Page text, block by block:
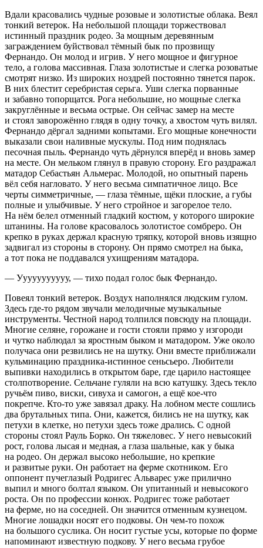
Вдали красовались чудные розовые и золотистые облака. Веял
тонкий ветерок. На небольшой площади торжествовал
истинный праздник родео. За мощным деревянным
заграждением буйствовал тёмный бык по прозвищу
Фернандо. Он молод и игрив. У него мощное и фигурное
тело, а голова массивная. Глаза золотистые и слегка розоватые
смотрят низко. Из широких ноздрей постоянно тянется парок.
В них блестит серебристая серьга. Уши слегка порванные
и забавно топорщатся. Рога небольшие, но мощные слегка
закруглённые и весьма острые. Он сейчас замер на месте
и стоял заворожённо глядя в одну точку, а хвостом чуть вилял.
Фернандо дёргал задними копытами. Его мощные конечности
выказали свои наливные мускулы. Под ним поднялась
песочная пыль. Фернандо чуть дёрнулся вперёд и вновь замер
на месте. Он мельком глянул в правую сторону. Его раздражал
матадор Себастьян Альмерас. Молодой, но опытный парень
вёл себя нагловато. У него весьма симпатичное лицо. Все
черты симметричные, — глаза тёмные, щёки плоские, а губы
полные и улыбчивые. У него стройное и загорелое тело.
На нём белел отменный гладкий костюм, у которого широкие
штанины. На голове красовалось золотистое сомбреро. Он
крепко в руках держал красную тряпку, которой вновь изящно
задвигал из стороны в сторону. Он прямо смотрел на быка,
а тот пока не поддавался ухищрениям матадора.
— Ууууууууууу, — тихо подал голос бык Фернандо.
Повеял тонкий ветерок. Воздух наполнялся людским гулом.
Здесь где-то рядом звучали мелодичные музыкальные
инструменты. Честной народ толпился повсюду на площади.
Многие селяне, горожане и гости стояли прямо у изгороди
и чутко наблюдал за яростным быком и матадором. Уже около
получаса они резвились не на шутку. Они вместе приближали
кульминацию праздника-истинное сеньсьеро. Любители
выпивки находились в открытом баре, где царило настоящее
столпотворение. Сельчане гуляли на всю катушку. Здесь текло
ручьём пиво, виски, сивуха и самогон, а ещё кое-что
покрепче. Кто-то уже завязал драку. На лобном месте сошлись
два брутальных типа. Они, кажется, бились не на шутку, как
петухи в клетке, но петухи здесь тоже дрались. С одной
стороны стоял Рауль Борко. Он тяжеловес. У него невысокий
рост, голова лысая и медная, а глаза шальные, как у быка
на родео. Он держал высоко небольшие, но крепкие
и развитые руки. Он работает на ферме скотником. Его
оппонент пучеглазый Родригес Альварес уже прилично
выпил и много болтал языком. Он упитанный и невысокого
роста. Он по профессии конюх. Родригес тоже работает
на ферме, но на соседней. Он значится отменным кузнецом.
Многие лошадки носят его подковы. Он чем-то похож
на большого суслика. Он носит густые усы, которые по форме
напоминают известную подкову. У него весьма грубое